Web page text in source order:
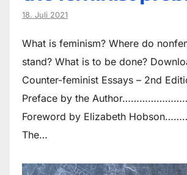
18. Juli 2021
What is feminism? Where do
stand? What is to be done?
Counter-feminist Essays – 2nd
Preface by the
Foreword by Elizabeth
The…